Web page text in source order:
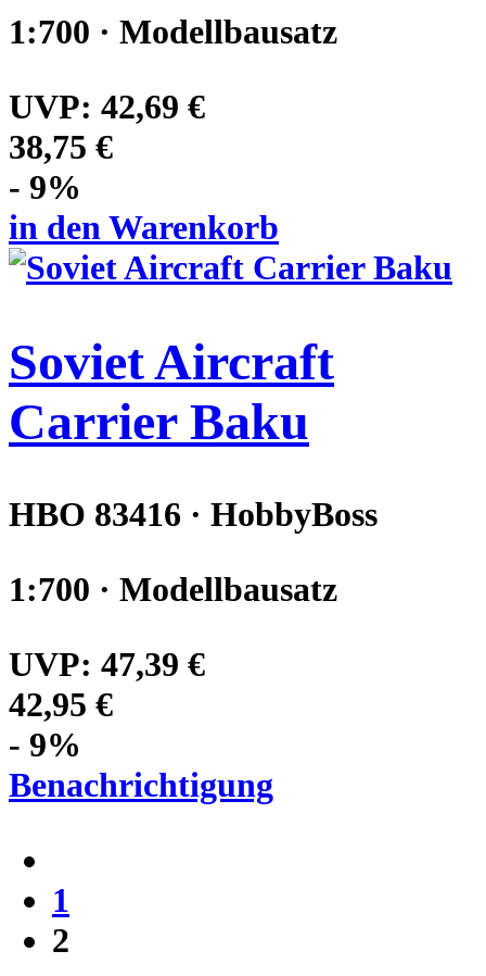
1:700 · Modellbausatz
UVP: 42,69 €
38,75 €
- 9%
in den Warenkorb
Soviet Aircraft
Carrier Baku
HBO 83416 · HobbyBoss
1:700 · Modellbausatz
UVP: 47,39 €
42,95 €
- 9%
Benachrichtigung
1
2